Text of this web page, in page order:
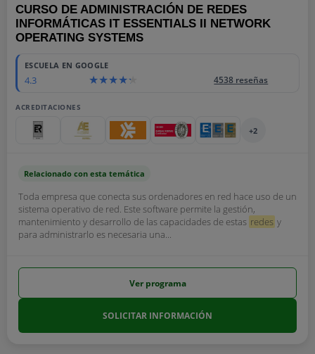
CURSO DE ADMINISTRACIÓN DE REDES
INFORMÁTICAS IT ESSENTIALS II NETWORK
OPERATING SYSTEMS
ESCUELA EN GOOGLE
4.3 4538 reseñas
ACREDITACIONES
+2
Relacionado con esta temática
Toda empresa que conecta sus ordenadores en red hace uso de un
sistema operativo de red. Este software permite la gestión,
mantenimiento y desarrollo de las capacidades de estas redes y
para administrarlo es necesaria una...
Ver programa
SOLICITAR INFORMACIÓN